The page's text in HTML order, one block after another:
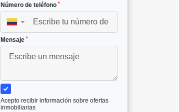
Número de teléfono *
▼
Mensaje *
Acepto recibir información sobre ofertas
inmobiliarias